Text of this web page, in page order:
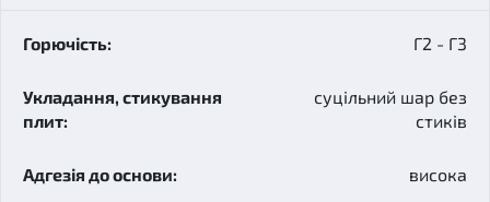
Г2 - Г3
суцільний шар без
стиків
висока